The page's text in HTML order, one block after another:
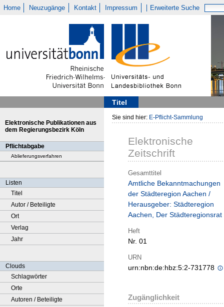
Home Neuzugänge Kontakt Impressum Erweiterte Suche
Titel
Elektronische Publikationen aus
dem Regierungsbezirk Köln
Pflichtabgabe
Ablieferungsverfahren
Listen
Titel
Autor / Beteiligte
Ort
Verlag
Jahr
Clouds
Schlagwörter
Orte
Autoren / Beteiligte
Sie sind hier: E-Pflicht-Sammlung
Elektronische
Zeitschrift
Gesamttitel
Amtliche Bekanntmachungen
der Städteregion Aachen /
Herausgeber: Städteregion
Aachen, Der Städteregionsrat
Heft
Nr. 01
URN
urn:nbn:de:hbz:5:2-731778
Zugänglichkeit